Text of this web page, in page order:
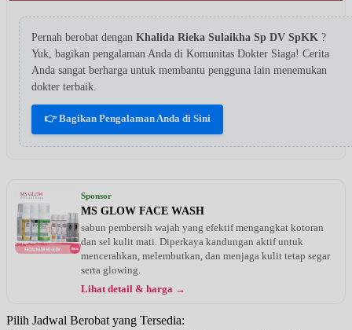
Pernah berobat dengan Khalida Rieka Sulaikha Sp DV SpKK ?
Yuk, bagikan pengalaman Anda di Komunitas Dokter Siaga! Cerita
Anda sangat berharga untuk membantu pengguna lain menemukan
dokter terbaik.
👉 Bagikan Pengalaman Anda di Sini
Sponsor
MS GLOW FACE WASH
sabun pembersih wajah yang efektif mengangkat kotoran
dan sel kulit mati. Diperkaya kandungan aktif untuk
mencerahkan, melembutkan, dan menjaga kulit tetap segar
serta glowing.
Lihat detail & harga →
Pilih Jadwal Berobat yang Tersedia: